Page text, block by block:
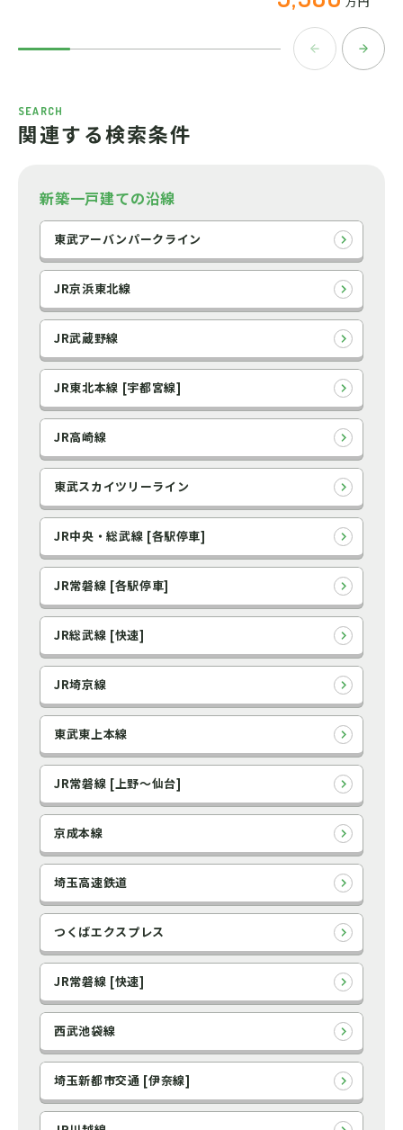
SEARCH
関連する検索条件
新築一戸建ての沿線
東武アーバンパークライン
JR京浜東北線
JR武蔵野線
JR東北本線 [宇都宮線]
JR高崎線
東武スカイツリーライン
JR中央・総武線 [各駅停車]
JR常磐線 [各駅停車]
JR総武線 [快速]
JR埼京線
東武東上本線
JR常磐線 [上野～仙台]
京成本線
埼玉高速鉄道
つくばエクスプレス
JR常磐線 [快速]
西武池袋線
埼玉新都市交通 [伊奈線]